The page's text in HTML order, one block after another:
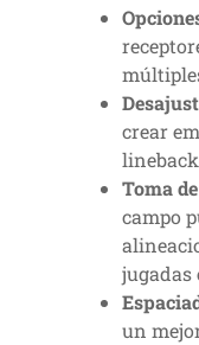
crear
Toma
campo
jugadas
un